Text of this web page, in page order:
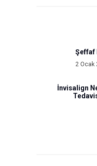
post:
Şeffaf
2 Ocak
İnvisalign